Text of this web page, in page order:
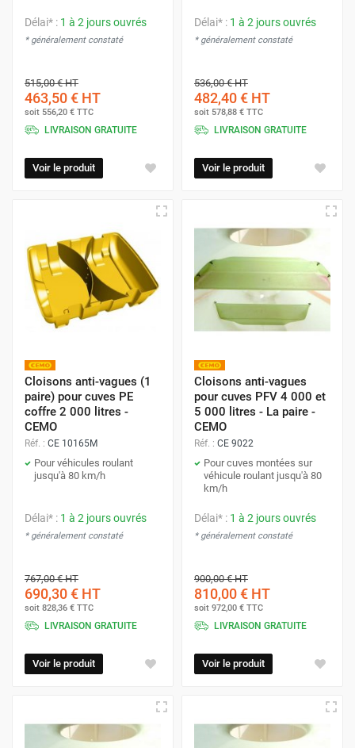
Délai* : 1 à 2 jours ouvrés
* généralement constaté
515,00 €HT
463,50 € HT
soit 556,20 € TTC
LIVRAISON GRATUITE
Voir le produit
Délai* : 1 à 2 jours ouvrés
* généralement constaté
536,00 €HT
482,40 € HT
soit 578,88 € TTC
LIVRAISON GRATUITE
Voir le produit
Cloisons anti-vagues (1
paire) pour cuves PE
coffre 2 000 litres -
CEMO
Réf. : CE 10165M
Pour véhicules roulant
jusqu'à 80 km/h
Délai* : 1 à 2 jours ouvrés
* généralement constaté
767,00 €HT
690,30 € HT
soit 828,36 € TTC
LIVRAISON GRATUITE
Voir le produit
Cloisons anti-vagues
pour cuves PFV 4 000 et
5 000 litres - La paire -
CEMO
Réf. : CE 9022
Pour cuves montées sur
véhicule roulant jusqu'à 80
km/h
Délai* : 1 à 2 jours ouvrés
* généralement constaté
900,00 €HT
810,00 € HT
soit 972,00 € TTC
LIVRAISON GRATUITE
Voir le produit